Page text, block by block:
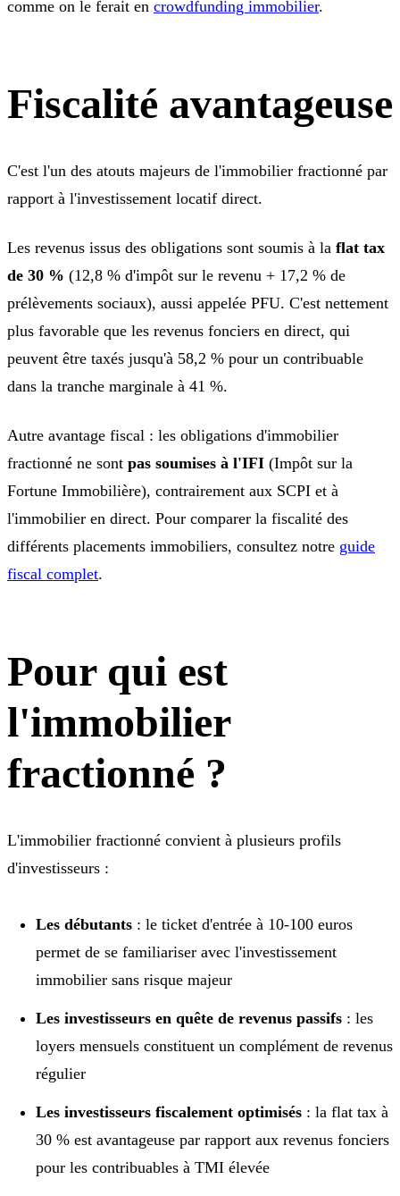
comme on le ferait en crowdfunding immobilier.
Fiscalité avantageuse
C'est l'un des atouts majeurs de l'immobilier fractionné par
rapport à l'investissement locatif direct.
Les revenus issus des obligations sont soumis à la flat tax
de 30 % (12,8 % d'impôt sur le revenu + 17,2 % de
prélèvements sociaux), aussi appelée PFU. C'est nettement
plus favorable que les revenus fonciers en direct, qui
peuvent être taxés jusqu'à 58,2 % pour un contribuable
dans la tranche marginale à 41 %.
Autre avantage fiscal : les obligations d'immobilier
fractionné ne sont pas soumises à l'IFI (Impôt sur la
Fortune Immobilière), contrairement aux SCPI et à
l'immobilier en direct. Pour comparer la fiscalité des
différents placements immobiliers, consultez notre guide
fiscal complet.
Pour qui est
l'immobilier
fractionné ?
L'immobilier fractionné convient à plusieurs profils
d'investisseurs :
Les débutants : le ticket d'entrée à 10-100 euros
permet de se familiariser avec l'investissement
immobilier sans risque majeur
Les investisseurs en quête de revenus passifs : les
loyers mensuels constituent un complément de revenus
régulier
Les investisseurs fiscalement optimisés : la flat tax à
30 % est avantageuse par rapport aux revenus fonciers
pour les contribuables à TMI élevée